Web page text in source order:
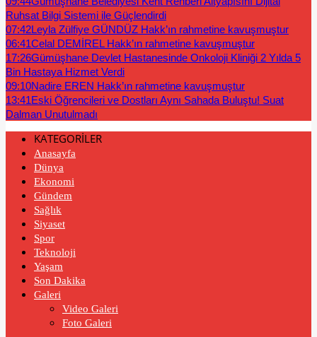
Ruhsat Bilgi Sistemi ile Güçlendirdi
07:42Leyla Zülfiye GÜNDÜZ Hakk’ın rahmetine kavuşmuştur
06:41Celal DEMİREL Hakk’ın rahmetine kavuşmuştur
17:26Gümüşhane Devlet Hastanesinde Onkoloji Kliniği 2 Yılda 5
Bin Hastaya Hizmet Verdi
09:10Nadire EREN Hakk’ın rahmetine kavuşmuştur
13:41Eski Öğrencileri ve Dostları Aynı Sahada Buluştu! Suat
Dalman Unutulmadı
KATEGORİLER
Anasayfa
Dünya
Ekonomi
Gündem
Sağlık
Siyaset
Spor
Teknoloji
Yaşam
Son Dakika
Galeri
Video Galeri
Foto Galeri